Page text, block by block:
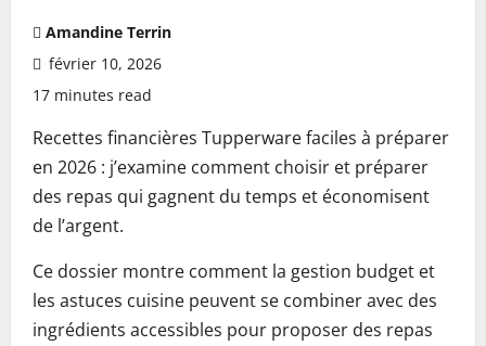
Amandine Terrin
février 10, 2026
17 minutes read
Recettes financières Tupperware faciles à préparer
en 2026 : j’examine comment choisir et préparer
des repas qui gagnent du temps et économisent
de l’argent.
Ce dossier montre comment la gestion budget et
les astuces cuisine peuvent se combiner avec des
ingrédients accessibles pour proposer des repas